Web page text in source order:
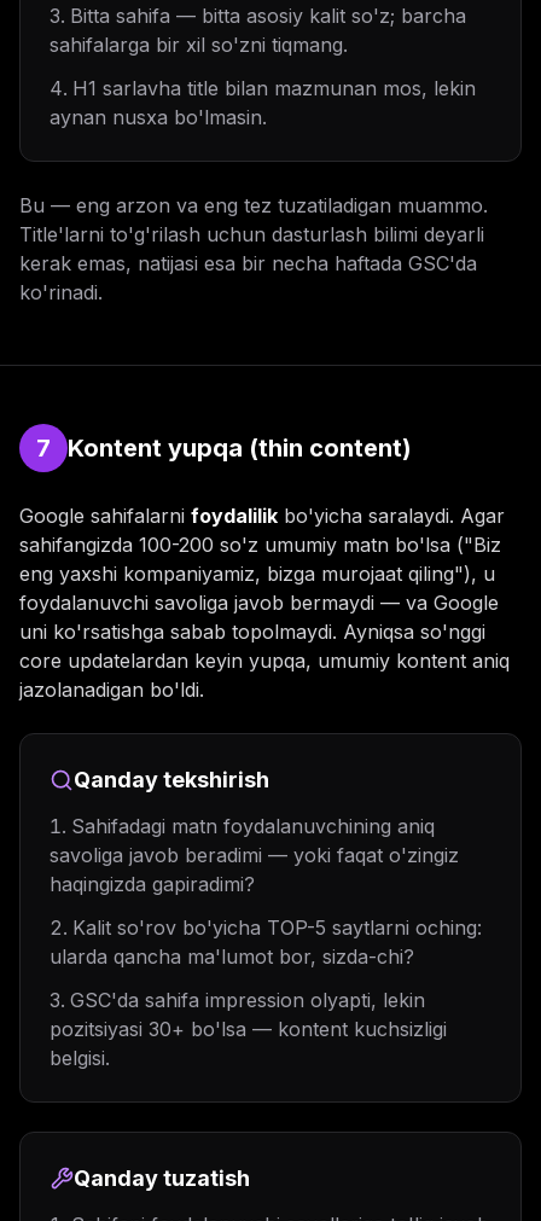
Bitta sahifa — bitta asosiy kalit so'z; barcha
sahifalarga bir xil so'zni tiqmang.
H1 sarlavha title bilan mazmunan mos, lekin
aynan nusxa bo'lmasin.
Bu — eng arzon va eng tez tuzatiladigan muammo.
Title'larni to'g'rilash uchun dasturlash bilimi deyarli
kerak emas, natijasi esa bir necha haftada GSC'da
ko'rinadi.
7 Kontent yupqa (thin content)
Google sahifalarni foydalilik bo'yicha saralaydi. Agar
sahifangizda 100-200 so'z umumiy matn bo'lsa ("Biz
eng yaxshi kompaniyamiz, bizga murojaat qiling"), u
foydalanuvchi savoliga javob bermaydi — va Google
uni ko'rsatishga sabab topolmaydi. Ayniqsa so'nggi
core updatelardan keyin yupqa, umumiy kontent aniq
jazolanadigan bo'ldi.
Qanday tekshirish
Sahifadagi matn foydalanuvchining aniq
savoliga javob beradimi — yoki faqat o'zingiz
haqingizda gapiradimi?
Kalit so'rov bo'yicha TOP-5 saytlarni oching:
ularda qancha ma'lumot bor, sizda-chi?
GSC'da sahifa impression olyapti, lekin
pozitsiyasi 30+ bo'lsa — kontent kuchsizligi
belgisi.
Qanday tuzatish